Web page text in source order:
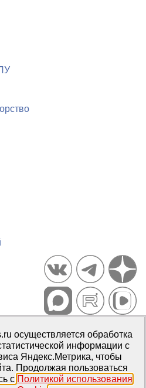
PsyJournals.ru, 2007–2026
Эл № ФС77-66447 от 14 июля
осуществляется обработка
информации с
Яндекс.Метрика, чтобы
Продолжая пользоваться
с Политикой использования